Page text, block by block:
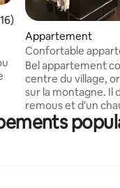
moyenne sur la base
Appartement
Confortable
hydromassage et
Bel appartement
centre du village,
sur la montagne. Il
remous et d'un
à pellets, en plus
pour un séjour